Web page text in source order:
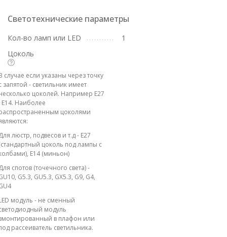
Светотехнические параметры
Кол-во ламп или LED
1
Цоколь
случае если указаны через точку
запятой - светильник имеет
цоколей. Например E27
E14. Наиболее
цоколями
люстр, подвесов и т.д - E27
цоколь под лампы с
E14 (миньон)
спотов (точечного света) -
G5.3, GU5.3, GX5.3, G9, G4,
модуль - не сменный
модуль
в плафон или
рассеиватель светильника.